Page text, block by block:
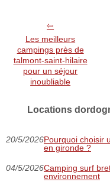
Les meilleurs
campings près de
talmont-saint-hilaire
pour un séjour
inoubliable
Locations
20/5/2026Pourquoi choisir
en gironde ?
04/5/2026Camping surf
environnement